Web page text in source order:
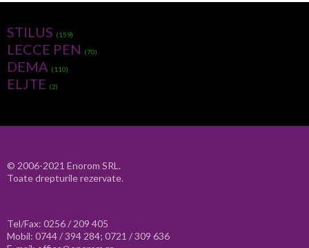
STILUS (159)
LECCE PEN (70)
DEMA (110)
ELJTE (2)
© 2006-2021 Enorom SRL.
Toate drepturile rezervate.
Tel/Fax: 0256 / 209 405
Mobil: 0744 / 394 284; 0721 / 309 636